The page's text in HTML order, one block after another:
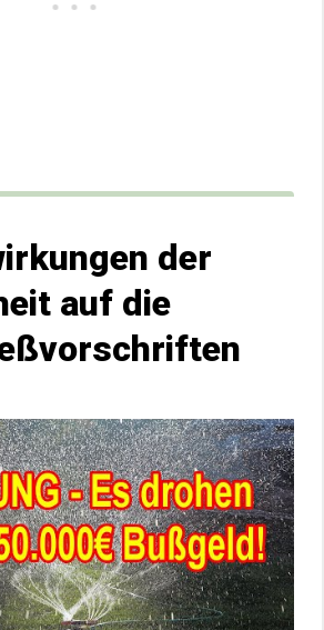
der
auf die